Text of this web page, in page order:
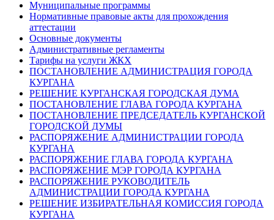
Муниципальные программы
Нормативные правовые акты для прохождения
аттестации
Основные документы
Административные регламенты
Тарифы на услуги ЖКХ
ПОСТАНОВЛЕНИЕ АДМИНИСТРАЦИЯ ГОРОДА
КУРГАНА
РЕШЕНИЕ КУРГАНСКАЯ ГОРОДСКАЯ ДУМА
ПОСТАНОВЛЕНИЕ ГЛАВА ГОРОДА КУРГАНА
ПОСТАНОВЛЕНИЕ ПРЕДСЕДАТЕЛЬ КУРГАНСКОЙ
ГОРОДСКОЙ ДУМЫ
РАСПОРЯЖЕНИЕ АДМИНИСТРАЦИИ ГОРОДА
КУРГАНА
РАСПОРЯЖЕНИЕ ГЛАВА ГОРОДА КУРГАНА
РАСПОРЯЖЕНИЕ МЭР ГОРОДА КУРГАНА
РАСПОРЯЖЕНИЕ РУКОВОДИТЕЛЬ
АДМИНИСТРАЦИИ ГОРОДА КУРГАНА
РЕШЕНИЕ ИЗБИРАТЕЛЬНАЯ КОМИССИЯ ГОРОДА
КУРГАНА